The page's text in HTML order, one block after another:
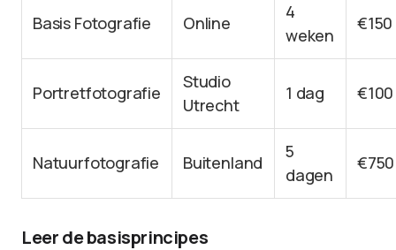
Basis Fotografie Online
4
weken
€150
Portretfotografie
Studio
Utrecht
1 dag €100
Natuurfotografie Buitenland
5
dagen
€750
Leer de basisprincipes